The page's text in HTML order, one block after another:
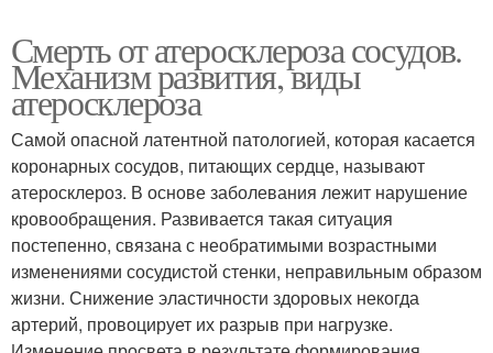
Смерть от атеросклероза сосудов.
Механизм развития, виды
атеросклероза
Самой опасной латентной патологией, которая касается
коронарных сосудов, питающих сердце, называют
атеросклероз. В основе заболевания лежит нарушение
кровообращения. Развивается такая ситуация
постепенно, связана с необратимыми возрастными
изменениями сосудистой стенки, неправильным образом
жизни. Снижение эластичности здоровых некогда
артерий, провоцирует их разрыв при нагрузке.